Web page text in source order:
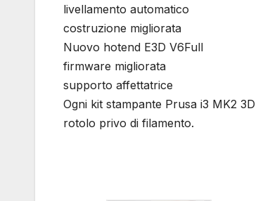
livellamento automatico
costruzione migliorata
Nuovo hotend E3D V6Full
firmware migliorata
supporto affettatrice
Ogni kit stampante Prusa i3 MK2
rotolo privo di filamento.